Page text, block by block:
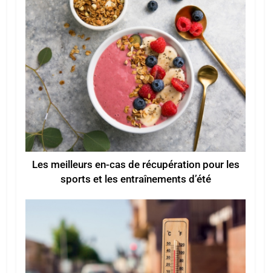
Les meilleurs en-cas de récupération pour les
sports et les entraînements d’été